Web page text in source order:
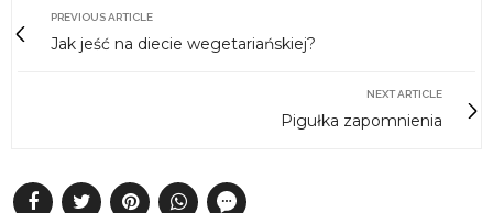
PREVIOUS ARTICLE
Jak jeść na diecie wegetariańskiej?
NEXT ARTICLE
Pigułka zapomnienia